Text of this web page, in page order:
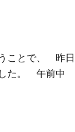
とで、 昨日
た。 午前中